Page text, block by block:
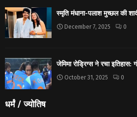
स्मृति मंधाना-पलाश मुच्छल की
December 7, 2025 0
जेमिमा रोड्रिग्स ने रचा इतिहास:
October 31, 2025 0
धर्मं / ज्योतिष